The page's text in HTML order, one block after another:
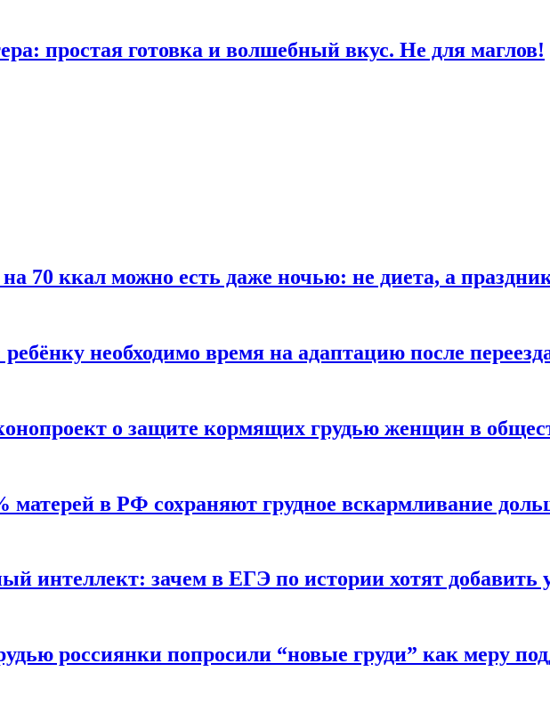
простая готовка и волшебный вкус. Не для маглов!
70 ккал можно есть даже ночью: не диета, а
необходимо время на адаптацию после
о защите кормящих грудью женщин в
матерей в РФ сохраняют грудное вскармливание
интеллект: зачем в ЕГЭ по истории хотят добавить
россиянки попросили “новые груди” как меру